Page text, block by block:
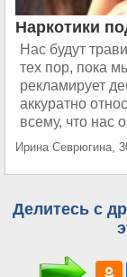
Наркотики
Нас будут
тех пор, пока
рекламирует
аккуратно
всему, что нас
Ирина Севрюгина,
Делитесь с